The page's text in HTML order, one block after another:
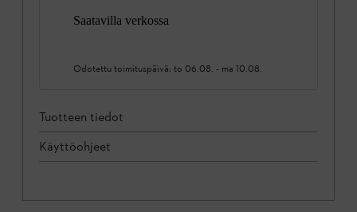
Saatavilla verkossa
Odotettu toimituspäivä: to 06.08. - ma 10.08.
Tuotteen tiedot
Käyttöohjeet